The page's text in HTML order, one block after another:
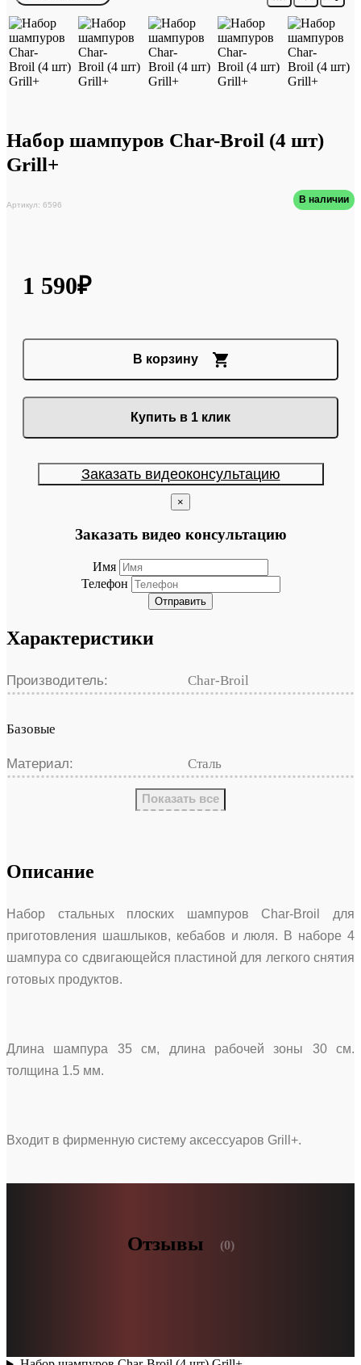
Набор шампуров Char-Broil (4 шт)
Grill+
Артикул: 6596 В наличии
1 590₽
В корзину
Купить в 1 клик
Заказать видеоконсультацию
×
Заказать видео консультацию
Имя
Телефон
Отправить
Характеристики
Производитель: Char-Broil
Базовые
Материал: Сталь
Показать все
Описание
Набор стальных плоских шампуров Char-Broil для
приготовления шашлыков, кебабов и люля. В наборе 4
шампура со сдвигающейся пластиной для легкого снятия
готовых продуктов.
Длина шампура 35 см, длина рабочей зоны 30 см.
толщина 1.5 мм.
Входит в фирменную систему аксессуаров Grill+.
Отзывы (0)